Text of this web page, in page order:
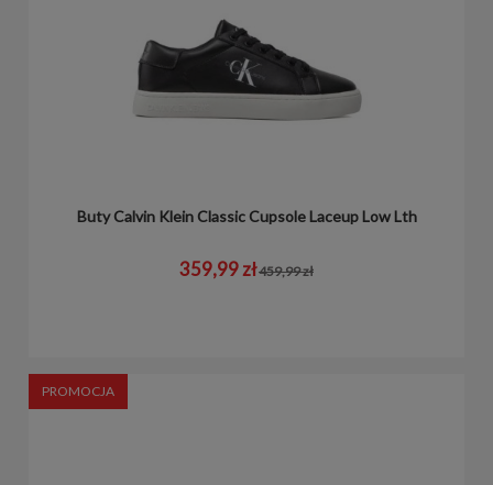
Buty Calvin Klein Classic Cupsole Laceup Low Lth
359,99 zł459,99 zł
PROMOCJA